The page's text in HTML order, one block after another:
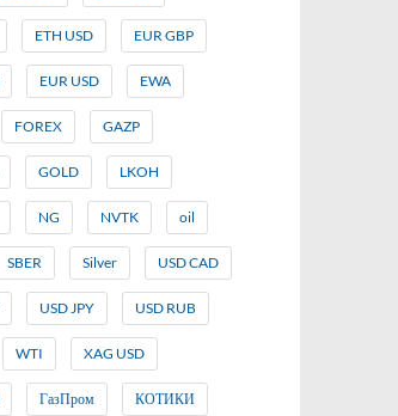
ETH USD EUR GBP
EUR USD EWA
FOREX GAZP
GOLD LKOH
NG NVTK oil
SBER Silver USD CAD
USD JPY USD RUB
WTI XAG USD
ГазПром КОТИКИ